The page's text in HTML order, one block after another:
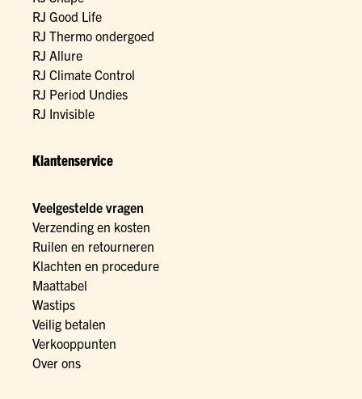
RJ Good Life
RJ Thermo ondergoed
RJ Allure
RJ Climate Control
RJ Period Undies
RJ Invisible
Klantenservice
Veelgestelde vragen
Verzending en kosten
Ruilen en retourneren
Klachten en procedure
Maattabel
Wastips
Veilig betalen
Verkooppunten
Over ons